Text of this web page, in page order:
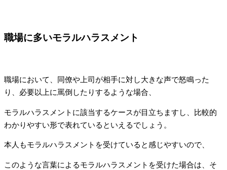
職場に多いモラルハラスメント
職場において、同僚や上司が相手に対し大きな声で怒鳴った
り、必要以上に罵倒したりするような場合、
モラルハラスメントに該当するケースが目立ちますし、比較的
わかりやすい形で表れているといえるでしょう。
本人もモラルハラスメントを受けていると感じやすいので、
このような言葉によるモラルハラスメントを受けた場合は、そ